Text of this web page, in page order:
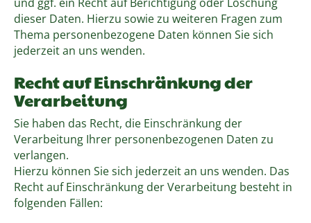
dieser Daten. Hierzu sowie zu weiteren Fragen zum
Thema personenbezogene Daten können Sie sich
jederzeit an uns wenden.
Recht auf Einschränkung der
Verarbeitung
Sie haben das Recht, die Einschränkung der
Verarbeitung Ihrer personenbezogenen Daten zu
verlangen.
Hierzu können Sie sich jederzeit an uns wenden. Das
Recht auf Einschränkung der Verarbeitung besteht in
folgenden Fällen: